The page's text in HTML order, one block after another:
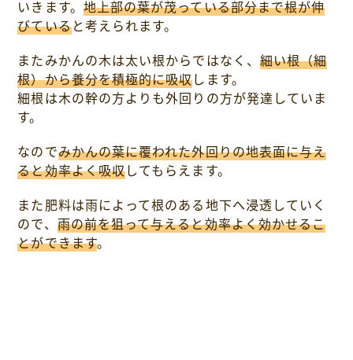
いきます。 地上部の葉が茂っている部分まで根が伸
びていると考えられます。
またみかんの木は太い根からではなく、 細い根（細
根）から養分を積極的に吸収します。
細根は木の幹の方よりも外回りの方が発達していま
す。
なのでみかんの葉に覆われた外回りの地表面に与え
ると効率よく吸収してもらえます。
また肥料は雨によって根のある地下へ浸透していく
ので、 雨の前を狙って与えると効率よく効かせるこ
とができます。